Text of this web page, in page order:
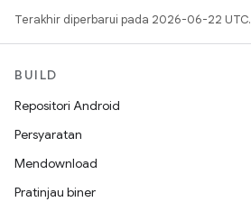
Terakhir diperbarui pada 2026-06-22 UTC.
BUILD
Repositori Android
Persyaratan
Mendownload
Pratinjau biner